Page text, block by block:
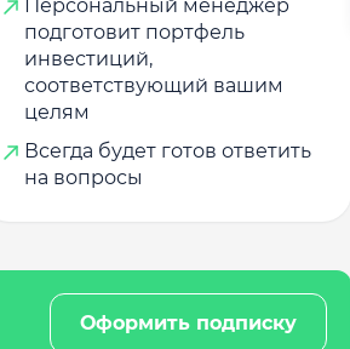
Персональный менеджер
подготовит портфель
инвестиций,
соответствующий вашим
целям
Всегда будет готов ответить
на вопросы
Оформить подписку